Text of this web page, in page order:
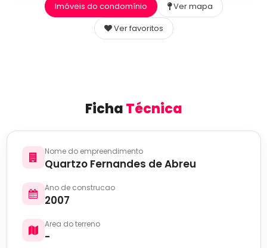
Imóveis do condomínio
Ver mapa
Ver favoritos
FichaTécnica
Nome do empreendimento
Quartzo Fernandes de Abreu
Ano de construcao
2007
Area do terreno
-